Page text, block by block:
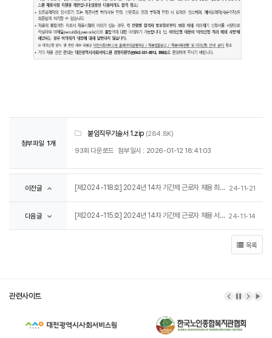
첨부파일 1개
붙임직무기술서 1.zip (284.8K)
93회 다운로드 첨부일시 : 2026-01-12 18:41:03
이전글 [제2024-118호] 2024년 14차 기간제 근로자 채용 최종합격자 명단 공고 24-11-21
다음글 [제2024-115호] 2024년 14차 기간제 근로자 채용 서류전형 합격자 및 면접시험 시행계획 공고 24-11-14
목록
관련사이트 이전 배너
배너 정
다음
배